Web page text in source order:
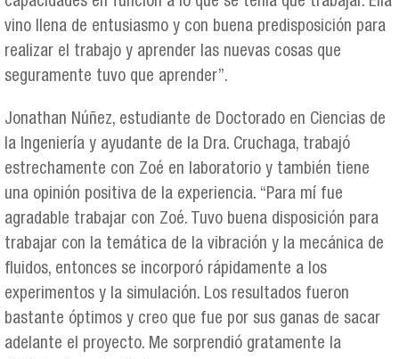
vino llena de entusiasmo y con buena predisposición para
realizar el trabajo y aprender las nuevas cosas que
seguramente tuvo que aprender”.
Jonathan Núñez, estudiante de Doctorado en Ciencias de
la Ingeniería y ayudante de la Dra. Cruchaga, trabajó
estrechamente con Zoé en laboratorio y también tiene
una opinión positiva de la experiencia. “Para mí fue
agradable trabajar con Zoé. Tuvo buena disposición para
trabajar con la temática de la vibración y la mecánica de
fluidos, entonces se incorporó rápidamente a los
experimentos y la simulación. Los resultados fueron
bastante óptimos y creo que fue por sus ganas de sacar
adelante el proyecto. Me sorprendió gratamente la